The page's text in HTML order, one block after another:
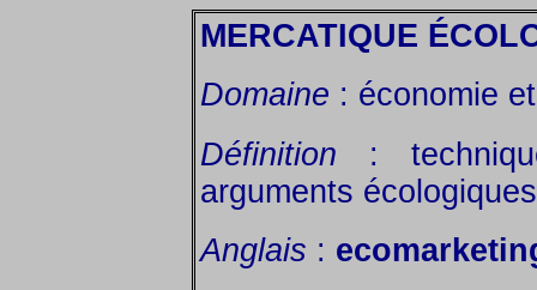
MERCATIQUE
Domaine : économie
Définition :
arguments
Anglais :